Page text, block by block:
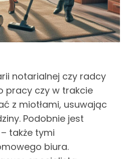
notarialnej czy radcy
pracy czy w trakcie
z miotłami, usuwając
Podobnie jest
także tymi
biura.